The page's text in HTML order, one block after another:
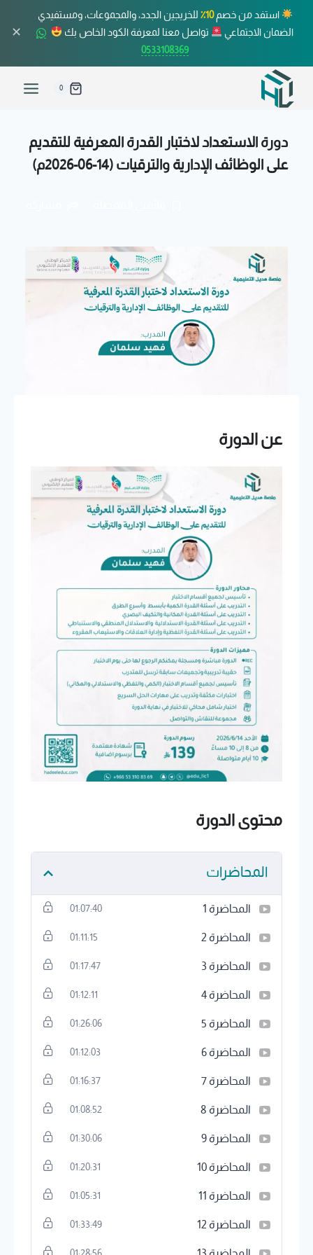
استفد من خصم10٪
للخريجين الجدد، والمجموعات، ومستفيدي
الضمان الاجتماعي
تواصل معنا لمعرفة الكود الخاص بك
0533108369
✕
0
دورة الاستعداد لاختبار القدرة المعرفية للتقديم
على الوظائف الإدارية والترقيات (14-06-2026م)
عن الدورة
محتوى الدورة
المحاضرات
المحاضرة 1 01:07:40
المحاضرة 2 01:11:15
المحاضرة 3 01:17:47
المحاضرة 4 01:12:11
المحاضرة 5 01:26:06
المحاضرة 6 01:12:03
المحاضرة 7 01:16:37
المحاضرة 8 01:08:52
المحاضرة 9 01:30:06
المحاضرة 10 01:20:31
المحاضرة 11 01:05:31
المحاضرة 12 01:33:49